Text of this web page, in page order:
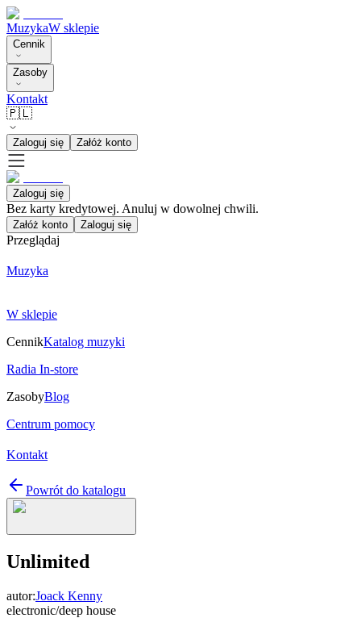
MuzykaW sklepie
Cennik
Zasoby
Kontakt
🇵🇱
Zaloguj się Załóż konto
Zaloguj się
Bez karty kredytowej. Anuluj w dowolnej chwili.
Załóż konto Zaloguj się
Przeglądaj
Muzyka
W sklepie
CennikKatalog muzyki
Radia In-store
ZasobyBlog
Centrum pomocy
Kontakt
Powrót do katalogu
Unlimited
autor:Joack Kenny
electronic/deep house